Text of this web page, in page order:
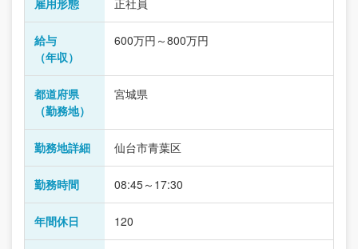
雇用形態 正社員
給与
（年収）
600万円～800万円
都道府県
（勤務地）
宮城県
勤務地詳細 仙台市青葉区
勤務時間 08:45～17:30
年間休日 120